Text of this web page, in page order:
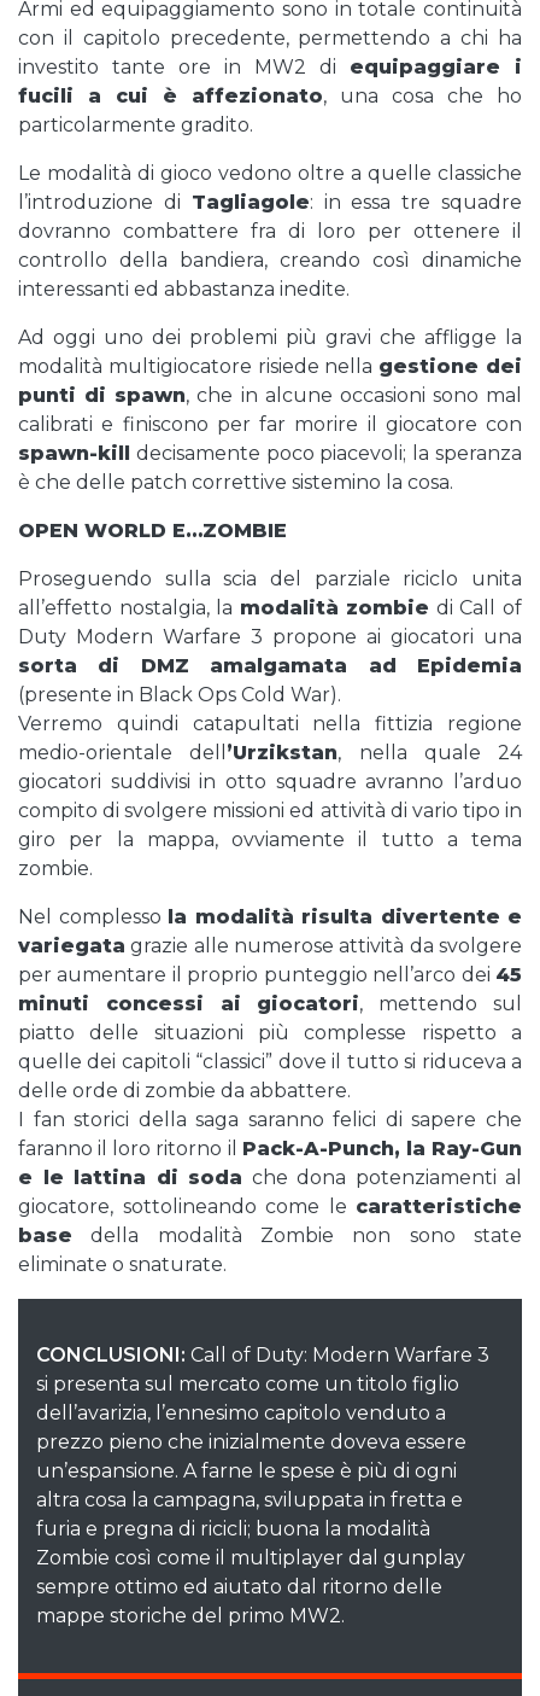
Armi ed equipaggiamento sono in totale continuità
con il capitolo precedente, permettendo a chi ha
investito tante ore in MW2 di equipaggiare i
fucili a cui è affezionato, una cosa che ho
particolarmente gradito.
Le modalità di gioco vedono oltre a quelle classiche
l’introduzione di Tagliagole: in essa tre squadre
dovranno combattere fra di loro per ottenere il
controllo della bandiera, creando così dinamiche
interessanti ed abbastanza inedite.
Ad oggi uno dei problemi più gravi che affligge la
modalità multigiocatore risiede nella gestione dei
punti di spawn, che in alcune occasioni sono mal
calibrati e finiscono per far morire il giocatore con
spawn-kill
decisamente poco piacevoli; la speranza
è che delle patch correttive sistemino la cosa.
OPEN WORLD E…ZOMBIE
Proseguendo sulla scia del parziale riciclo unita
all’effetto nostalgia, la modalità zombie di Call of
Duty Modern Warfare 3 propone ai giocatori una
sorta di DMZ amalgamata ad Epidemia
(presente in Black Ops Cold War).
Verremo quindi catapultati nella fittizia regione
medio-orientale dell ’Urzikstan, nella quale 24
giocatori suddivisi in otto squadre avranno l’arduo
compito di svolgere missioni ed attività di vario tipo in
giro per la mappa, ovviamente il tutto a tema
zombie.
Nel complesso
la modalità risulta divertente e
variegata grazie alle numerose attività da svolgere
per aumentare il proprio punteggio nell’arco dei 45
minuti concessi ai giocatori, mettendo sul
piatto delle situazioni più complesse rispetto a
quelle dei capitoli “classici” dove il tutto si riduceva a
delle orde di zombie da abbattere.
I fan storici della saga saranno felici di sapere che
faranno il loro ritorno il Pack-A-Punch, la Ray-Gun
e le lattina di soda che dona potenziamenti al
giocatore, sottolineando come le caratteristiche
base della modalità Zombie non sono state
eliminate o snaturate.
CONCLUSIONI: Call of Duty: Modern Warfare 3
si presenta sul mercato come un titolo figlio
dell’avarizia, l’ennesimo capitolo venduto a
prezzo pieno che inizialmente doveva essere
un’espansione. A farne le spese è più di ogni
altra cosa la campagna, sviluppata in fretta e
furia e pregna di ricicli; buona la modalità
Zombie così come il multiplayer dal gunplay
sempre ottimo ed aiutato dal ritorno delle
mappe storiche del primo MW2.